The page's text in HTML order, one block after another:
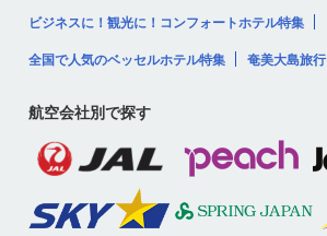
ビジネスに！観光に！コンフォートホテル特集
全国で人気のベッセルホテル特集 奄美大島旅行
航空会社別で探す